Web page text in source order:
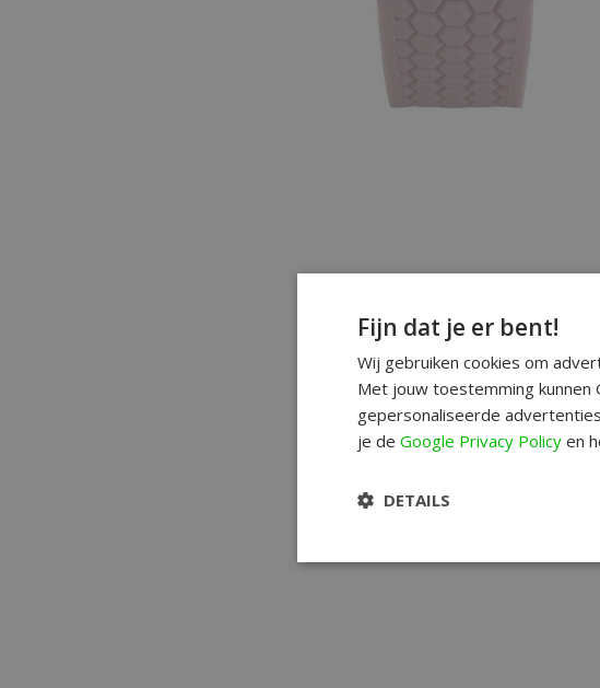
Fijn dat je er bent!
Wij gebruiken cookies om
Met jouw toestemming
gepersonaliseerde
je de Google Privacy Policy en
DETAILS